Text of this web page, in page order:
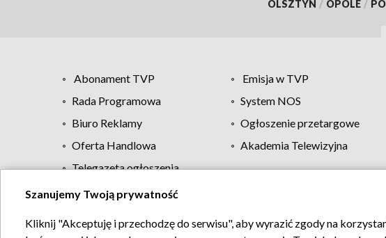
OLSZTYN / OPOLE /
Abonament TVP Emisja w TVP
Rada Programowa
System NOS
Biuro Reklamy
Ogłoszenie przetargowe
Oferta Handlowa
Akademia Telewizyjna
Telegazeta ogłoszenia
Regulamin TVP Polityka
Szanujemy Twoją prywatność
Kliknij "Akceptuję i przechodzę do serwisu", aby wyrazić zgody na